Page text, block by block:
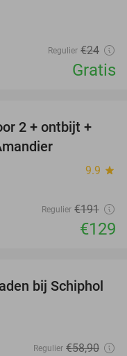
Regulier €24
Gratis
32%
2 + ontbijt +
9.9 star
Regulier €191
€129
11%
bij Schiphol
Regulier €58,90